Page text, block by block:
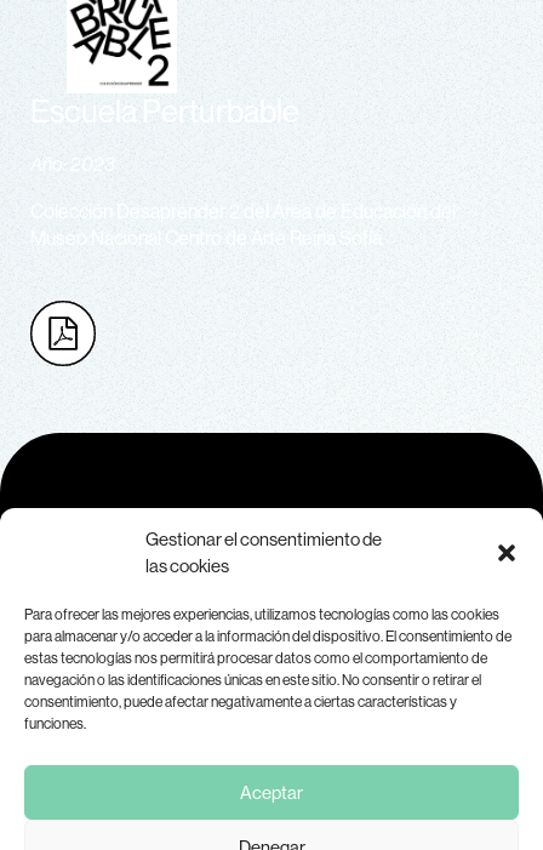
Gestionar el consentimiento de
las cookies
Para ofrecer las mejores experiencias, utilizamos tecnologías como las cookies
para almacenar y/o acceder a la información del dispositivo. El consentimiento de
estas tecnologías nos permitirá procesar datos como el comportamiento de
navegación o las identificaciones únicas en este sitio. No consentir o retirar el
consentimiento, puede afectar negativamente a ciertas características y
funciones.
Aceptar
Escuela Perturbable
Año: 2023
Colección Desaprender 2 del Área de Educación del
Museo Nacional Centro de Arte Reina Sofía
Contacto
través deinfo@marplataforma.org.
Aviso legal